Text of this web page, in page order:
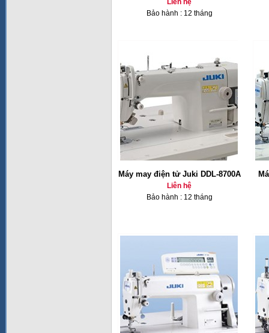
Liên hệ
Bảo hành : 12 tháng
Máy may điện tử Juki DDL-8700A
Liên hệ
Bảo hành : 12 tháng